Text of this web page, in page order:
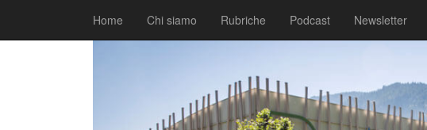
Home Chi siamo Rubriche Podcast Newsletter